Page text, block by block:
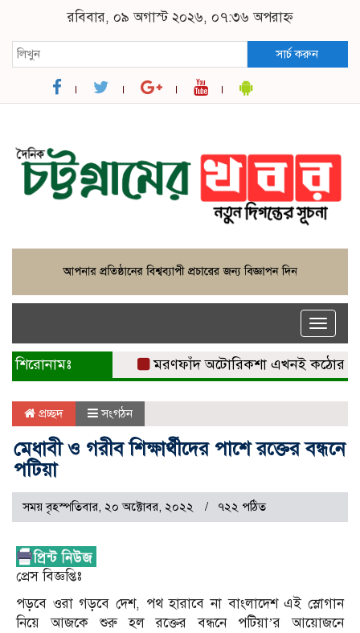
রবিবার, ০৯ অগাস্ট ২০২৬, ০৭:৩৬ অপরাহ্ন
সার্চ করুন
Toggle
শিরোনামঃ মরণফাঁদ অটোরিকশা এখনই কঠোর
প্রচ্ছদ সংগঠন
মেধাবী ও গরীব শিক্ষার্থীদের পাশে রক্তের বন্ধনে
পটিয়া
সময় বৃহস্পতিবার, ২০ অক্টোবর, ২০২২ ৭২২ পঠিত
প্রেস বিজ্ঞপ্তিঃ
পড়বে ওরা গড়বে দেশ, পথ হারাবে না বাংলাদেশ এই স্লোগান
নিয়ে আজকে শুরু হল রক্তের বন্ধনে পটিয়া’র আয়োজনে